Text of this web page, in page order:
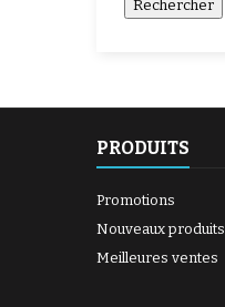
PRODUITS
Promotions
Nouveaux produits
Meilleures ventes